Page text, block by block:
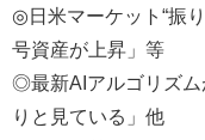
◎日米マーケット“振
号資産が上昇」等
◎最新AIアルゴリズム
りと見ている」他